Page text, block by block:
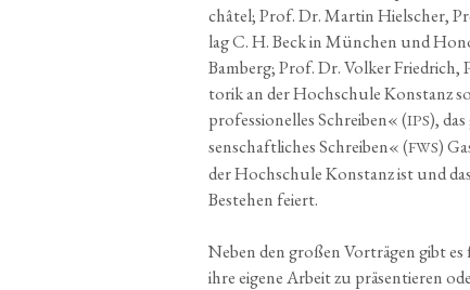
châ­tel; Prof. Dr. Mar­tin Hiel­scher,
lag C. H. Beck in Mün­chen und
Bam­berg; Prof. Dr. Vol­ker
to­rik an der Hoch­schu­le Kon­stanz
pro­fes­sio­nel­les Schrei­ben« (IPS),
sen­schaft­li­ches Schrei­ben« (FWS)
der Hoch­schu­le Kon­stanz ist und
Bestehen feiert.
Neben den gro­ßen Vor­trä­gen gibt
ihre eige­ne Arbeit zu prä­sen­tie­ren